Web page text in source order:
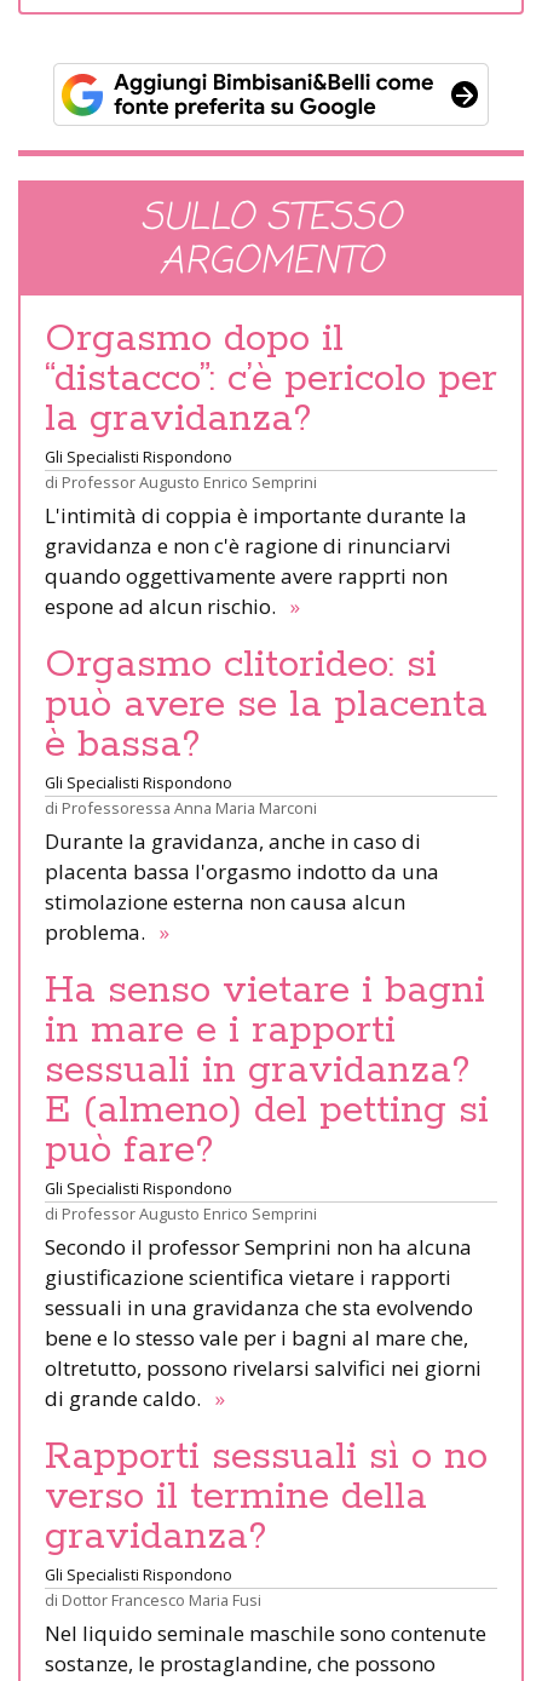
SULLO STESSO
ARGOMENTO
Orgasmo dopo il
“distacco”: c’è pericolo per
la gravidanza?
Gli Specialisti Rispondono
di Professor Augusto Enrico Semprini
L'intimità di coppia è importante durante la
gravidanza e non c'è ragione di rinunciarvi
quando oggettivamente avere rapprti non
espone ad alcun rischio. »
Orgasmo clitorideo: si
può avere se la placenta
è bassa?
Gli Specialisti Rispondono
di Professoressa Anna Maria Marconi
Durante la gravidanza, anche in caso di
placenta bassa l'orgasmo indotto da una
stimolazione esterna non causa alcun
problema. »
Ha senso vietare i bagni
in mare e i rapporti
sessuali in gravidanza?
E (almeno) del petting si
può fare?
Gli Specialisti Rispondono
di Professor Augusto Enrico Semprini
Secondo il professor Semprini non ha alcuna
giustificazione scientifica vietare i rapporti
sessuali in una gravidanza che sta evolvendo
bene e lo stesso vale per i bagni al mare che,
oltretutto, possono rivelarsi salvifici nei giorni
di grande caldo. »
Rapporti sessuali sì o no
verso il termine della
gravidanza?
Gli Specialisti Rispondono
di Dottor Francesco Maria Fusi
Nel liquido seminale maschile sono contenute
sostanze, le prostaglandine, che possono